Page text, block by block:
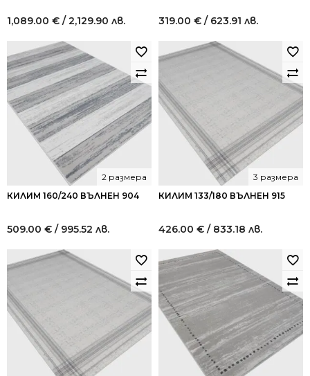
1,089.00 € / 2,129.90 лв. 319.00 € / 623.91 лв.
КИЛИМ 160/240 ВЪЛНЕН 904
2 размера
509.00 € / 995.52 лв.
КИЛИМ 133/180 ВЪЛНЕН 915
3 размера
426.00 € / 833.18 лв.